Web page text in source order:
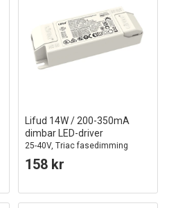
Lifud 14W / 200-350mA
dimbar LED-driver
25-40V, Triac fasedimming
158 kr